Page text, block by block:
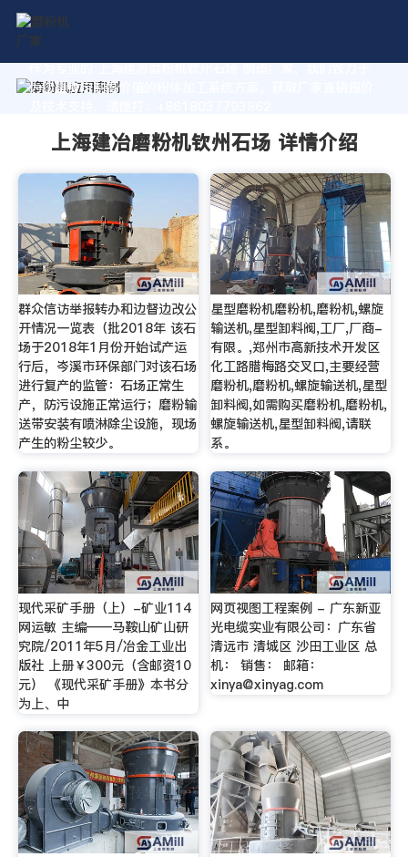
作为专业的 上海建冶磨粉机钦州石场 制造厂家，我们致力于
为您量身定制高价值的粉体加工系统方案。获取厂家直销报价
上海建冶磨粉机钦州石场 详情介绍
群众信访举报转办和边督边改公
开情况一览表（批2018年 该石
场于2018年1月份开始试产运
行后，岑溪市环保部门对该石场
进行复产的监管：石场正常生
产，防污设施正常运行；磨粉输
送带安装有喷淋除尘设施，现场
产生的粉尘较少。
星型磨粉机磨粉机,磨粉机,螺旋
输送机,星型卸料阀,工厂,厂商-
有限。,郑州市高新技术开发区
化工路腊梅路交叉口,主要经营
磨粉机,磨粉机,螺旋输送机,星型
卸料阀,如需购买磨粉机,磨粉机,
螺旋输送机,星型卸料阀,请联
系。
现代采矿手册（上）-矿业114
网运敏 主编——马鞍山矿山研
究院/2011年5月/冶金工业出
版社 上册￥300元（含邮资10
元） 《现代采矿手册》本书分
为上、中
网页视图工程案例 - 广东新亚
光电缆实业有限公司：广东省
清远市 清城区 沙田工业区 总
机： 销售： 邮箱：
xinya@xinyag.com